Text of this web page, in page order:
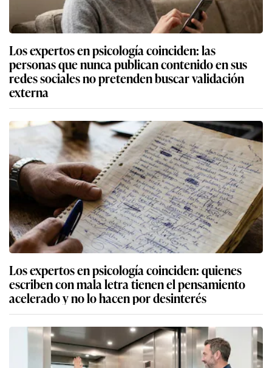
Los expertos en psicología coinciden: las
personas que nunca publican contenido en sus
redes sociales no pretenden buscar validación
externa
Los expertos en psicología coinciden: quienes
escriben con mala letra tienen el pensamiento
acelerado y no lo hacen por desinterés